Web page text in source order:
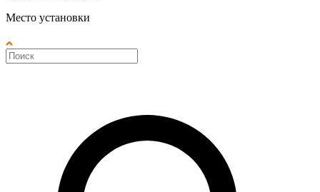
Место установки